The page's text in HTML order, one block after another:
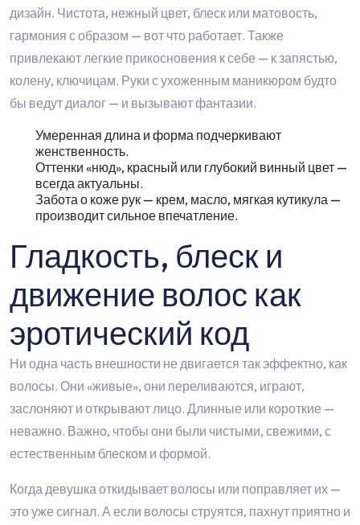
дизайн. Чистота, нежный цвет, блеск или матовость,
гармония с образом — вот что работает. Также
привлекают легкие прикосновения к себе — к запястью,
колену, ключицам. Руки с ухоженным маникюром будто
бы ведут диалог — и вызывают фантазии.
Умеренная длина и форма подчеркивают
женственность.
Оттенки «нюд», красный или глубокий винный цвет —
всегда актуальны.
Забота о коже рук — крем, масло, мягкая кутикула —
производит сильное впечатление.
Гладкость, блеск и
движение волос как
эротический код
Ни одна часть внешности не двигается так эффектно, как
волосы. Они «живые», они переливаются, играют,
заслоняют и открывают лицо. Длинные или короткие —
неважно. Важно, чтобы они были чистыми, свежими, с
естественным блеском и формой.
Когда девушка откидывает волосы или поправляет их —
это уже сигнал. А если волосы струятся, пахнут приятно и